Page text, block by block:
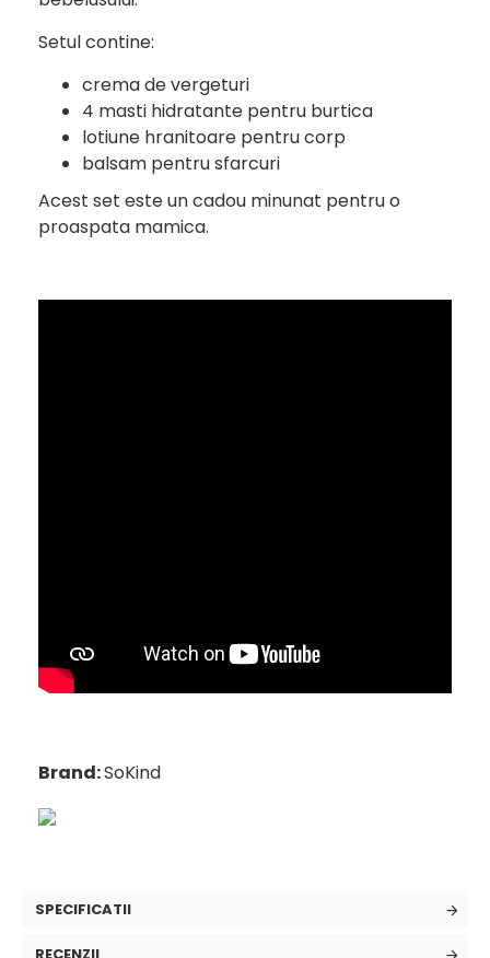
Setul contine:
crema de vergeturi
4 masti hidratante pentru burtica
lotiune hranitoare pentru corp
balsam pentru sfarcuri
Acest set este un cadou minunat pentru o
proaspata mamica.
Brand:SoKind
SPECIFICATII